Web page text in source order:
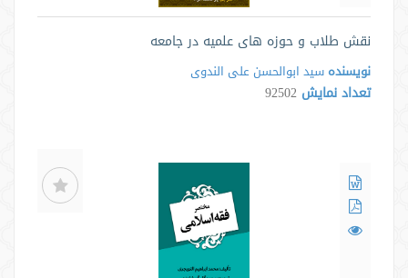
نقش طلاب و حوزه های علمیه در جامعه
نویسنده سید ابوالحسن علی الندوی
تعداد نمایش 92502